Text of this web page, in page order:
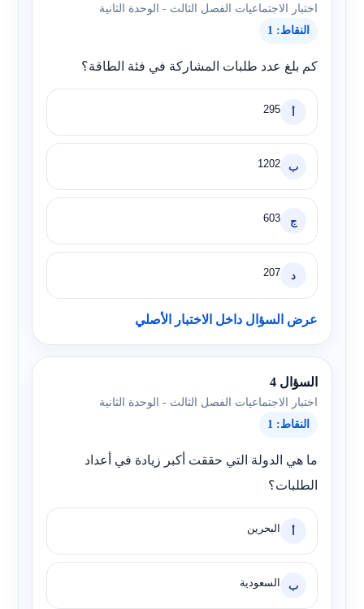
اختبار الاجتماعيات الفصل الثالث - الوحدة الثانية
النقاط: 1
كم بلغ عدد طلبات المشاركة في فئة الطاقة؟
أ 295
ب 1202
ج 603
د 207
عرض السؤال داخل الاختبار الأصلي
السؤال 4
اختبار الاجتماعيات الفصل الثالث - الوحدة الثانية
النقاط: 1
ما هي الدولة التي حققت أكبر زيادة في أعداد
الطلبات؟
أ البحرين
ب السعودية